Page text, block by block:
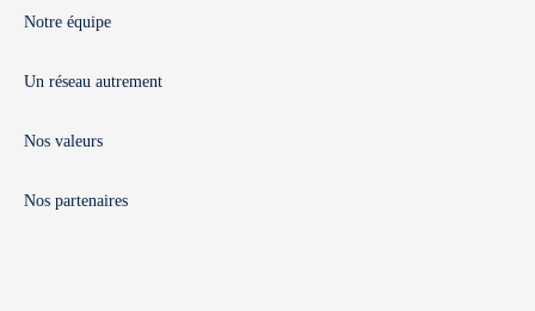
Notre équipe
Un réseau autrement
Nos valeurs
Nos partenaires